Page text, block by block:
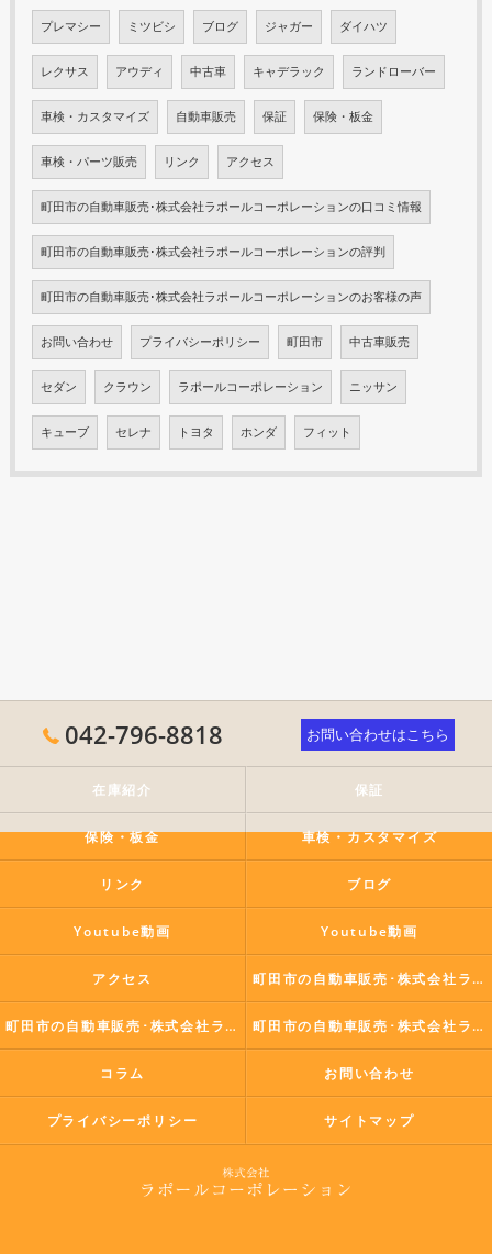
プレマシー ミツビシ ブログ ジャガー ダイハツ
レクサス アウディ 中古車 キャデラック ランドローバー
車検・カスタマイズ 自動車販売 保証 保険・板金
車検・パーツ販売 リンク アクセス
町田市の自動車販売･株式会社ラポールコーポレーションの口コミ情報
町田市の自動車販売･株式会社ラポールコーポレーションの評判
町田市の自動車販売･株式会社ラポールコーポレーションのお客様の声
お問い合わせ プライバシーポリシー 町田市 中古車販売
セダン クラウン ラポールコーポレーション ニッサン
キューブ セレナ トヨタ ホンダ フィット
042-796-8818 お問い合わせはこちら
在庫紹介 保証
保険・板金 車検・カスタマイズ
リンク ブログ
Youtube動画 Youtube動画
アクセス 町田市の自動車販売･株式会社ラポールコーポレーションの口コミ情報
町田市の自動車販売･株式会社ラポールコーポレーションの評判 町田市の自動車販売･株式会社ラポールコーポレーションのお客様の声
コラム お問い合わせ
プライバシーポリシー サイトマップ